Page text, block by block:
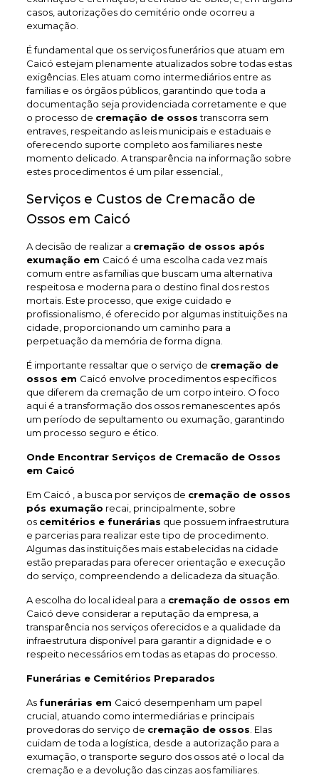
casos, autorizações do cemitério onde ocorreu a
exumação.
É fundamental que os serviços funerários que atuam em
Caicó estejam plenamente atualizados sobre todas estas
exigências. Eles atuam como intermediários entre as
famílias e os órgãos públicos, garantindo que toda a
documentação seja providenciada corretamente e que
o processo de cremação de ossostranscorra sem
entraves, respeitando as leis municipais e estaduais e
oferecendo suporte completo aos familiares neste
momento delicado. A transparência na informação sobre
estes procedimentos é um pilar essencial.,
Serviços e Custos de Cremacão de
Ossos em Caicó
A decisão de realizar a cremação de ossos após
exumação em Caicó é uma escolha cada vez mais
comum entre as famílias que buscam uma alternativa
respeitosa e moderna para o destino final dos restos
mortais. Este processo, que exige cuidado e
profissionalismo, é oferecido por algumas instituições na
cidade, proporcionando um caminho para a
perpetuação da memória de forma digna.
É importante ressaltar que o serviço de cremação de
ossos em Caicó envolve procedimentos específicos
que diferem da cremação de um corpo inteiro. O foco
aqui é a transformação dos ossos remanescentes após
um período de sepultamento ou exumação, garantindo
um processo seguro e ético.
Onde Encontrar Serviços de Cremacão de Ossos
em Caicó
Em Caicó , a busca por serviços de cremação de ossos
pós exumação recai, principalmente, sobre
os cemitérios e funerárias que possuem infraestrutura
e parcerias para realizar este tipo de procedimento.
Algumas das instituições mais estabelecidas na cidade
estão preparadas para oferecer orientação e execução
do serviço, compreendendo a delicadeza da situação.
A escolha do local ideal para a cremação de ossos em
Caicó deve considerar a reputação da empresa, a
transparência nos serviços oferecidos e a qualidade da
infraestrutura disponível para garantir a dignidade e o
respeito necessários em todas as etapas do processo.
Funerárias e Cemitérios Preparados
As funerárias em Caicó desempenham um papel
crucial, atuando como intermediárias e principais
provedoras do serviço de cremação de ossos . Elas
cuidam de toda a logística, desde a autorização para a
exumação, o transporte seguro dos ossos até o local da
cremação e a devolução das cinzas aos familiares.